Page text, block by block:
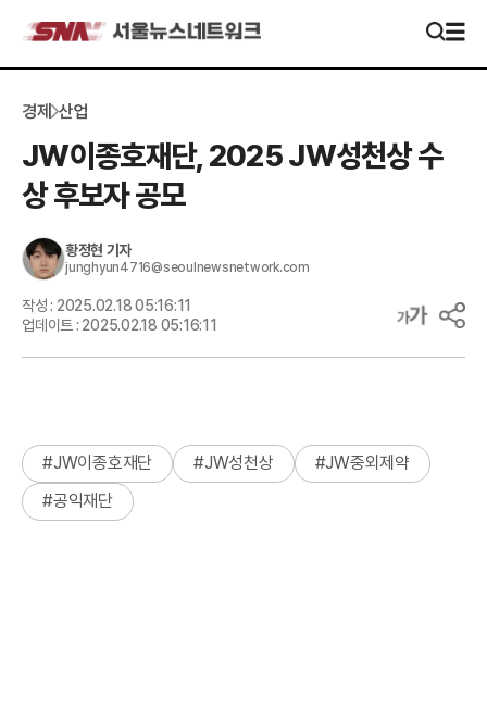
경제 산업
JW이종호재단, 2025 JW성천상 수
상 후보자 공모
황정현 기자
junghyun4716@seoulnewsnetwork.com
작성 : 2025.02.18 05:16:11
업데이트 : 2025.02.18 05:16:11
#JW이종호재단 #JW성천상 #JW중외제약
#공익재단